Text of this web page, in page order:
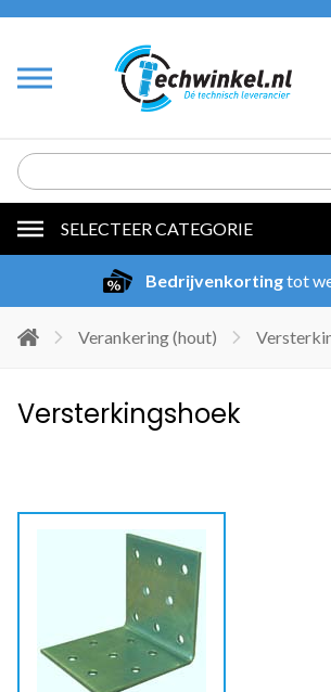
SELECTEER CATEGORIE
Bedrijvenkortingtot
Verankering (hout)
Versterkingshoek